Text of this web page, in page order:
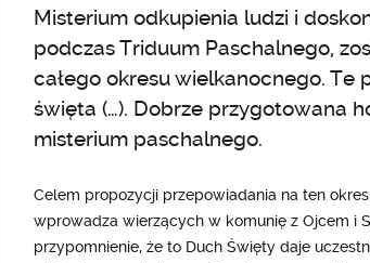
Misterium odkupienia ludzi i
podczas Triduum Paschalnego,
całego okresu wielkanocnego.
święta (…). Dobrze przygotowana
misterium paschalnego.
Celem propozycji przepowiadania na ten
wprowadza wierzących w komunię z Ojcem i
przypomnienie, że to Duch Święty daje